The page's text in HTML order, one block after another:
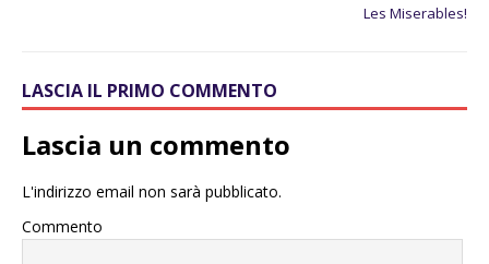
Les Miserables!
LASCIA IL PRIMO COMMENTO
Lascia un commento
L'indirizzo email non sarà pubblicato.
Commento